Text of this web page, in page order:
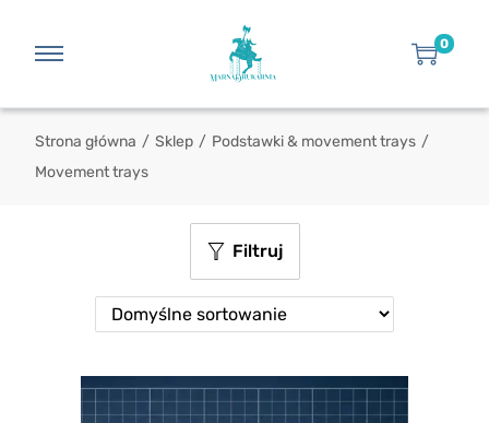
0
Strona główna / Sklep / Podstawki & movement trays /
Movement trays
Filtruj